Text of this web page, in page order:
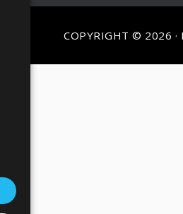
COPYRIGHT © 2026 ·